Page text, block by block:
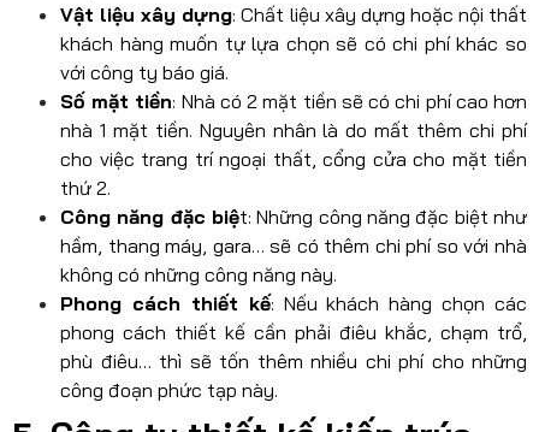
Vật liệu xây dựng: Chất liệu xây dựng hoặc nội thất
khách hàng muốn tự lựa chọn sẽ có chi phí khác so
với công ty báo giá.
Số mặt tiền: Nhà có 2 mặt tiền sẽ có chi phí cao hơn
nhà 1 mặt tiền. Nguyên nhân là do mất thêm chi phí
cho việc trang trí ngoại thất, cổng cửa cho mặt tiền
thứ 2.
Công năng đặc biệt: Những công năng đặc biệt như
hầm, thang máy, gara… sẽ có thêm chi phí so với nhà
không có những công năng này.
Phong cách thiết kế: Nếu khách hàng chọn các
phong cách thiết kế cần phải điêu khắc, chạm trổ,
phù điêu… thì sẽ tốn thêm nhiều chi phí cho những
công đoạn phức tạp này.